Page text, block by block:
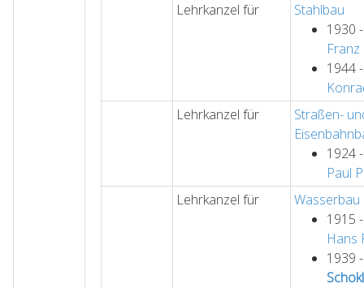
Lehrkanzel für
Stahlbau
1930
Franz
1944
Lehrkanzel für
Straßen-
1924
Paul P
Lehrkanzel für
Wasserbau
1915
Hans
1939